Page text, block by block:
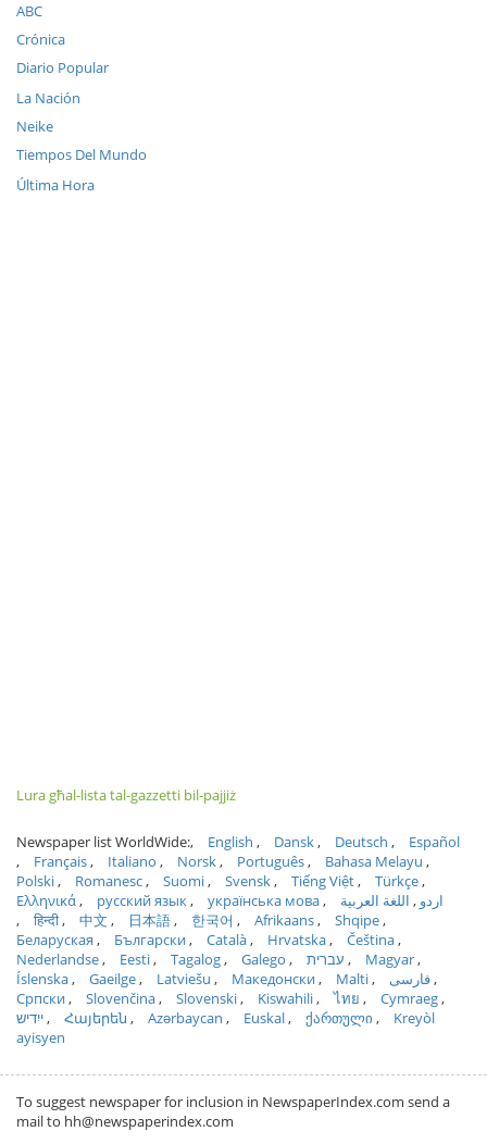
ABC
Crónica
Diario Popular
La Nación
Neike
Tiempos Del Mundo
Última Hora
Lura għal-lista tal-gazzetti bil-pajjiż
Newspaper list WorldWide: English Dansk Deutsch
Español
Français
Italiano Norsk Português
Bahasa Melayu
Polski
Romanesc Suomi Svensk Tiếng Việt
Türkçe
Ελληνικά
русский язык українська мова اردو
اللغة العربية
हिन्दी
中文 日本語 한국어 Afrikaans
Shqipe
Беларуская
Български Català Hrvatska
Čeština
Nederlandse
Eesti Tagalog Galego עברית
Magyar
Íslenska
Gaeilge Latviešu Македонски Malti
فارسی
Српски
Slovenčina Slovenski Kiswahili ไทย
Cymraeg
ייִדיש
Հայերեն Azərbaycan Euskal ქართული
Kreyòl
ayisyen
To suggest newspaper for inclusion in NewspaperIndex.com send a
mail to hh@newspaperindex.com